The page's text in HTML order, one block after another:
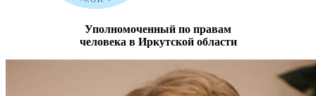
Уполномоченный по правам
человека в Иркутской области